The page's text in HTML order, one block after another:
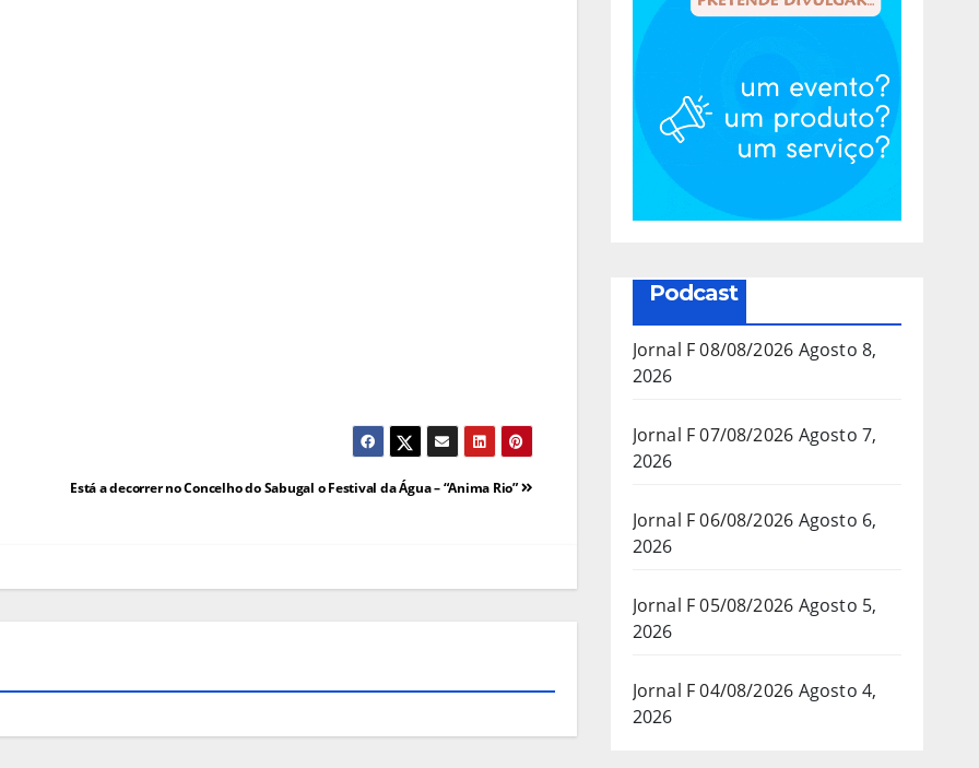
Está a decorrer no Concelho do Sabugal o Festival da Água – “Anima Rio”
Podcast
Jornal F 08/08/2026 Agosto 8,
2026
Jornal F 07/08/2026 Agosto 7,
2026
Jornal F 06/08/2026 Agosto 6,
2026
Jornal F 05/08/2026 Agosto 5,
2026
Jornal F 04/08/2026 Agosto 4,
2026